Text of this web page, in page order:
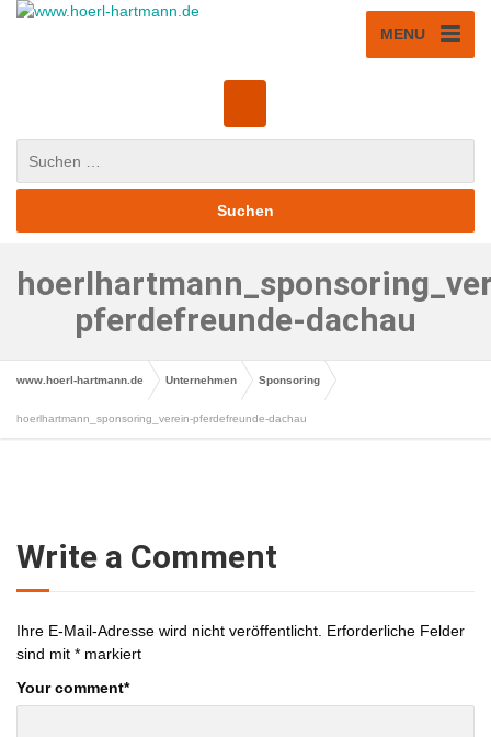
MENU
pferdefreunde-dachau
www.hoerl-hartmann.de Unternehmen Sponsoring
hoerlhartmann_sponsoring_verein-pferdefreunde-dachau
Write a Comment
Ihre E-Mail-Adresse wird nicht veröffentlicht. Erforderliche Felder
sind mit * markiert
Your comment*